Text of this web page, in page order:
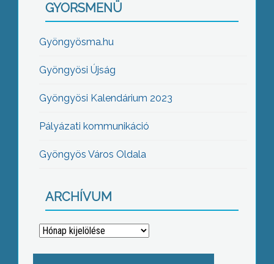
GYORSMENÜ
Gyöngyösma.hu
Gyöngyösi Újság
Gyöngyösi Kalendárium 2023
Pályázati kommunikáció
Gyöngyös Város Oldala
ARCHÍVUM
Archívum